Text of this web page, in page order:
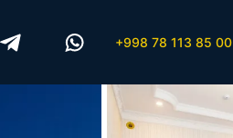
+998 78 113 85 00